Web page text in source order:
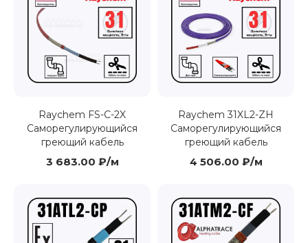
Raychem FS-C-2X
Саморегулирующийся
греющий кабель
3 683.00 ₽/м
Raychem 31XL2-ZH
Cаморегулирующийся
греющий кабель
4 506.00 ₽/м